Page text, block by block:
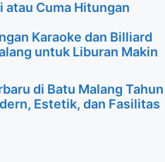
atau Cuma Hitungan
Karaoke dan Billiard
untuk Liburan Makin
di Batu Malang Tahun
Estetik, dan Fasilitas